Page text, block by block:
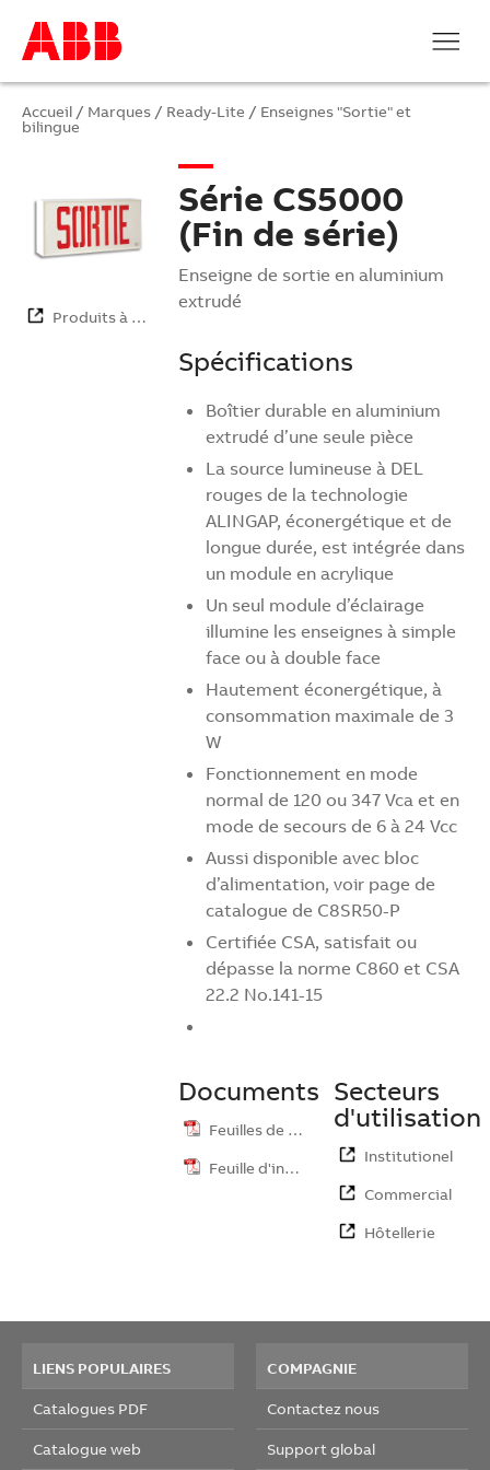
Accueil / Marques / Ready-Lite / Enseignes "Sortie" et
bilingue
Produits à …
Série CS5000
(Fin de série)
Enseigne de sortie en aluminium
extrudé
Spécifications
Boîtier durable en aluminium
extrudé d’une seule pièce
La source lumineuse à DEL
rouges de la technologie
ALINGAP, éconergétique et de
longue durée, est intégrée dans
un module en acrylique
Un seul module d’éclairage
illumine les enseignes à simple
face ou à double face
Hautement éconergétique, à
consommation maximale de 3
W
Fonctionnement en mode
normal de 120 ou 347 Vca et en
mode de secours de 6 à 24 Vcc
Aussi disponible avec bloc
d’alimentation, voir page de
catalogue de C8SR50-P
Certifiée CSA, satisfait ou
dépasse la norme C860 et CSA
22.2 No.141-15
Documents
Feuilles de …
Feuille d'ins…
Secteurs
d'utilisation
Institutionel
Commercial
Hôtellerie
LIENS POPULAIRES
Catalogues PDF
Catalogue web
COMPAGNIE
Contactez nous
Support global